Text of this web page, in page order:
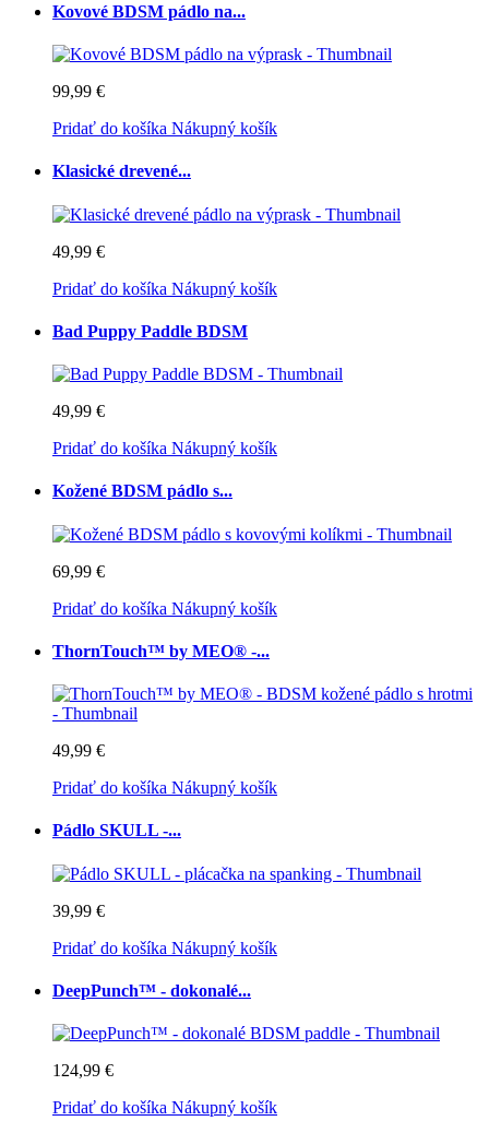
Kovové BDSM pádlo na...
99,99 €
Pridať do košíka Nákupný košík
Klasické drevené...
49,99 €
Pridať do košíka Nákupný košík
Bad Puppy Paddle BDSM
49,99 €
Pridať do košíka Nákupný košík
Kožené BDSM pádlo s...
69,99 €
Pridať do košíka Nákupný košík
ThornTouch™ by MEO® -...
49,99 €
Pridať do košíka Nákupný košík
Pádlo SKULL -...
39,99 €
Pridať do košíka Nákupný košík
DeepPunch™ - dokonalé...
124,99 €
Pridať do košíka Nákupný košík